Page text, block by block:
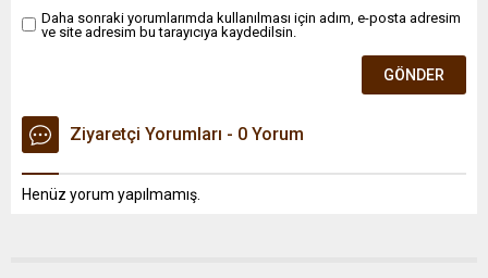
Daha sonraki yorumlarımda kullanılması için adım, e-posta adresim
ve site adresim bu tarayıcıya kaydedilsin.
Ziyaretçi Yorumları - 0 Yorum
Henüz yorum yapılmamış.